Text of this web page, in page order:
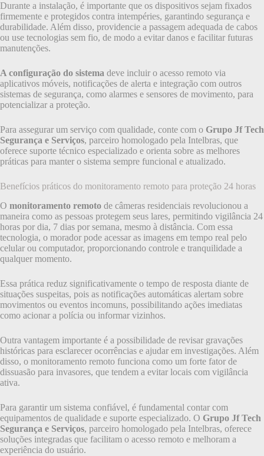
Durante a instalação, é importante que os dispositivos sejam fixados
firmemente e protegidos contra intempéries, garantindo segurança e
durabilidade. Além disso, providencie a passagem adequada de cabos
ou use tecnologias sem fio, de modo a evitar danos e facilitar futuras
manutenções.
A configuração do sistema deve incluir o acesso remoto via
aplicativos móveis, notificações de alerta e integração com outros
sistemas de segurança, como alarmes e sensores de movimento, para
potencializar a proteção.
Para assegurar um serviço com qualidade, conte com o Grupo Jf Tech
Segurança e Serviços, parceiro homologado pela Intelbras, que
oferece suporte técnico especializado e orienta sobre as melhores
práticas para manter o sistema sempre funcional e atualizado.
Benefícios práticos do monitoramento remoto para proteção 24 horas
O monitoramento remoto de câmeras residenciais revolucionou a
maneira como as pessoas protegem seus lares, permitindo vigilância 24
horas por dia, 7 dias por semana, mesmo à distância. Com essa
tecnologia, o morador pode acessar as imagens em tempo real pelo
celular ou computador, proporcionando controle e tranquilidade a
qualquer momento.
Essa prática reduz significativamente o tempo de resposta diante de
situações suspeitas, pois as notificações automáticas alertam sobre
movimentos ou eventos incomuns, possibilitando ações imediatas
como acionar a polícia ou informar vizinhos.
Outra vantagem importante é a possibilidade de revisar gravações
históricas para esclarecer ocorrências e ajudar em investigações. Além
disso, o monitoramento remoto funciona como um forte fator de
dissuasão para invasores, que tendem a evitar locais com vigilância
ativa.
Para garantir um sistema confiável, é fundamental contar com
equipamentos de qualidade e suporte especializado. O Grupo Jf Tech
Segurança e Serviços, parceiro homologado pela Intelbras, oferece
soluções integradas que facilitam o acesso remoto e melhoram a
experiência do usuário.